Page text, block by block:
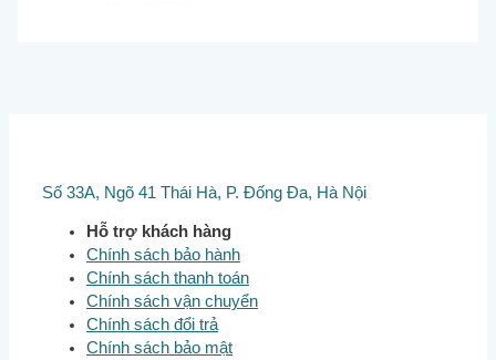
Số 33A, Ngõ 41 Thái Hà, P. Đống Đa, Hà Nội
Hỗ trợ khách hàng
Chính sách bảo hành
Chính sách thanh toán
Chính sách vận chuyển
Chính sách đổi trả
Chính sách bảo mật